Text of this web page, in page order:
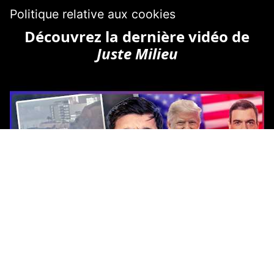
Politique relative aux cookies
Découvrez la dernière vidéo de
Juste Milieu